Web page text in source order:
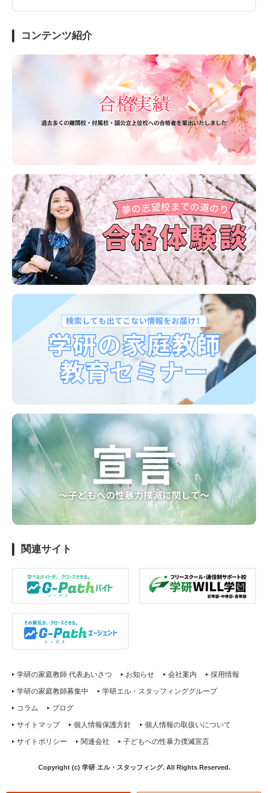
コンテンツ紹介
関連サイト
学研の家庭教師 代表あいさつ お知らせ 会社案内
採用情報
学研の家庭教師募集中
学研エル・スタッフィンググループ
コラム
ブログ
サイトマップ
個人情報保護方針
個人情報の取扱いについて
サイトポリシー
関連会社 子どもへの性暴力撲滅宣言
Copyright (c) 学研 エル・スタッフィング. All Rights Reserved.